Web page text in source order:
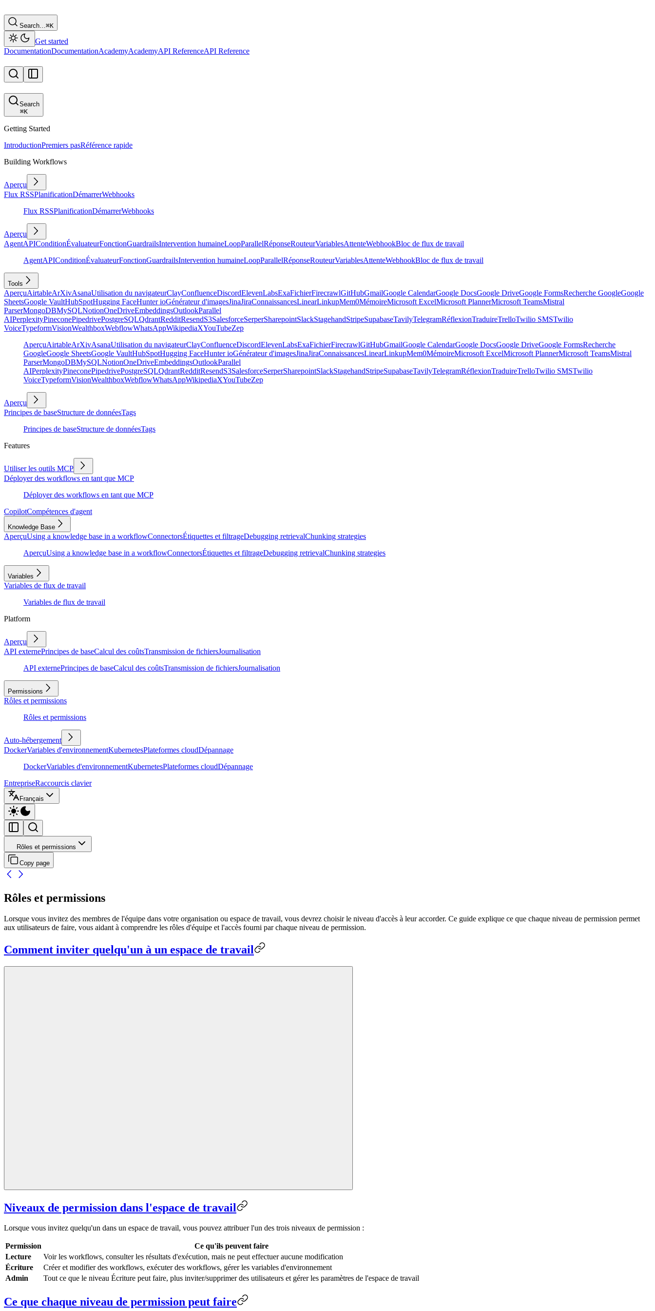
Search…⌘K
Get started
DocumentationDocumentationAcademyAcademyAPI ReferenceAPI Reference
Search
⌘K
Getting Started
IntroductionPremiers pasRéférence rapide
Building Workflows
Aperçu
Flux RSSPlanificationDémarrerWebhooks
Flux RSSPlanificationDémarrerWebhooks
Aperçu
AgentAPIConditionÉvaluateurFonctionGuardrailsIntervention humaineLoopParallelRéponseRouteurVariablesAttenteWebhookBloc de flux de travail
AgentAPIConditionÉvaluateurFonctionGuardrailsIntervention humaineLoopParallelRéponseRouteurVariablesAttenteWebhookBloc de flux de travail
Tools
AperçuAirtableArXivAsanaUtilisation du navigateurClayConfluenceDiscordElevenLabsExaFichierFirecrawlGitHubGmailGoogle CalendarGoogle DocsGoogle DriveGoogle FormsRecherche GoogleGoogle
SheetsGoogle VaultHubSpotHugging FaceHunter ioGénérateur d'imagesJinaJiraConnaissancesLinearLinkupMem0MémoireMicrosoft ExcelMicrosoft PlannerMicrosoft TeamsMistral
ParserMongoDBMySQLNotionOneDriveEmbeddingsOutlookParallel
AIPerplexityPineconePipedrivePostgreSQLQdrantRedditResendS3SalesforceSerperSharepointSlackStagehandStripeSupabaseTavilyTelegramRéflexionTraduireTrelloTwilio SMSTwilio
VoiceTypeformVisionWealthboxWebflowWhatsAppWikipediaXYouTubeZep
AperçuAirtableArXivAsanaUtilisation du navigateurClayConfluenceDiscordElevenLabsExaFichierFirecrawlGitHubGmailGoogle CalendarGoogle DocsGoogle DriveGoogle FormsRecherche
GoogleGoogle SheetsGoogle VaultHubSpotHugging FaceHunter ioGénérateur d'imagesJinaJiraConnaissancesLinearLinkupMem0MémoireMicrosoft ExcelMicrosoft PlannerMicrosoft TeamsMistral
ParserMongoDBMySQLNotionOneDriveEmbeddingsOutlookParallel
AIPerplexityPineconePipedrivePostgreSQLQdrantRedditResendS3SalesforceSerperSharepointSlackStagehandStripeSupabaseTavilyTelegramRéflexionTraduireTrelloTwilio SMSTwilio
VoiceTypeformVisionWealthboxWebflowWhatsAppWikipediaXYouTubeZep
Aperçu
Principes de baseStructure de donnéesTags
Principes de baseStructure de donnéesTags
Features
Utiliser les outils MCP
Déployer des workflows en tant que MCP
Déployer des workflows en tant que MCP
CopilotCompétences d'agent
Knowledge Base
AperçuUsing a knowledge base in a workflowConnectorsÉtiquettes et filtrageDebugging retrievalChunking strategies
AperçuUsing a knowledge base in a workflowConnectorsÉtiquettes et filtrageDebugging retrievalChunking strategies
Variables
Variables de flux de travail
Variables de flux de travail
Platform
Aperçu
API externePrincipes de baseCalcul des coûtsTransmission de fichiersJournalisation
API externePrincipes de baseCalcul des coûtsTransmission de fichiersJournalisation
Permissions
Rôles et permissions
Rôles et permissions
Auto-hébergement
DockerVariables d'environnementKubernetesPlateformes cloudDépannage
DockerVariables d'environnementKubernetesPlateformes cloudDépannage
EntrepriseRaccourcis clavier
Français
Rôles et permissions
Copy page
Rôles et permissions
Lorsque vous invitez des membres de l'équipe dans votre organisation ou espace de travail, vous devrez choisir le niveau d'accès à leur accorder. Ce guide explique ce que chaque niveau de permission permet
aux utilisateurs de faire, vous aidant à comprendre les rôles d'équipe et l'accès fourni par chaque niveau de permission.
Comment inviter quelqu'un à un espace de travail
Niveaux de permission dans l'espace de travail
Lorsque vous invitez quelqu'un dans un espace de travail, vous pouvez attribuer l'un des trois niveaux de permission :
Permission
Ce qu'ils peuvent faire
Lecture
Voir les workflows, consulter les résultats d'exécution, mais ne peut effectuer aucune modification
Écriture
Créer et modifier des workflows, exécuter des workflows, gérer les variables d'environnement
Admin
Tout ce que le niveau Écriture peut faire, plus inviter/supprimer des utilisateurs et gérer les paramètres de l'espace de travail
Ce que chaque niveau de permission peut faire